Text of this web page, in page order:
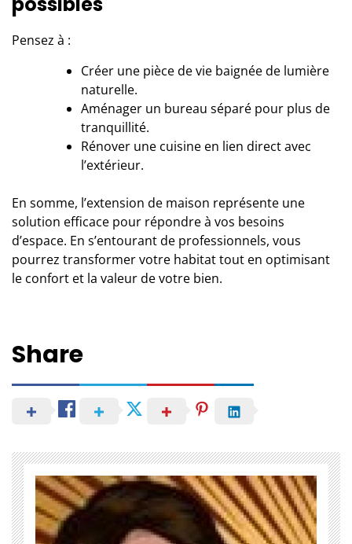
Pensez à :
Créer une pièce de vie baignée de lumière
naturelle.
Aménager un bureau séparé pour plus de
tranquillité.
Rénover une cuisine en lien direct avec
l’extérieur.
En somme, l’extension de maison représente une
solution efficace pour répondre à vos besoins
d’espace. En s’entourant de professionnels, vous
pourrez transformer votre habitat tout en optimisant
le confort et la valeur de votre bien.
Share